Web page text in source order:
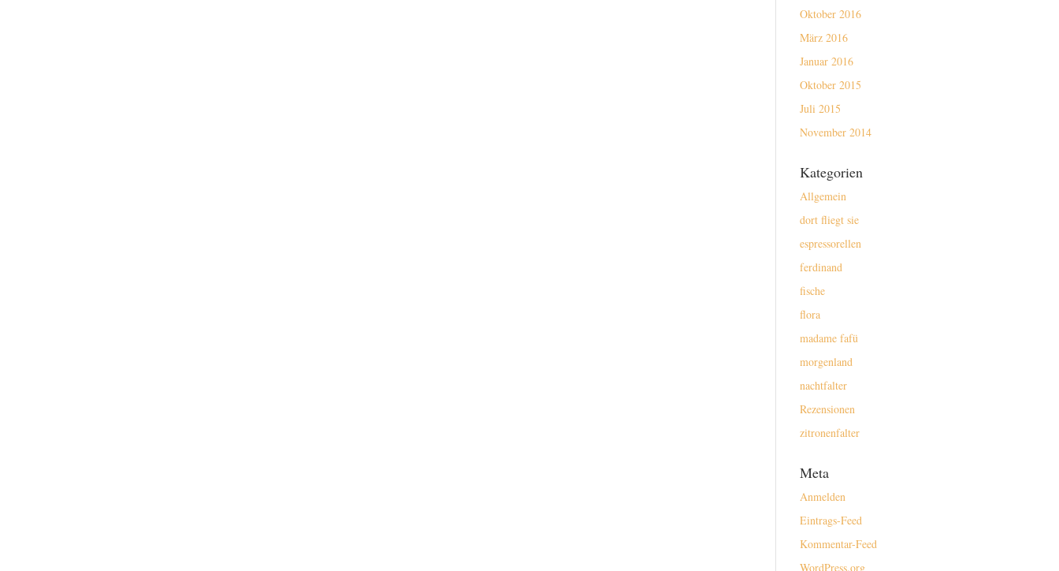
Oktober 2016
März 2016
Januar 2016
Oktober 2015
Juli 2015
November 2014
Kategorien
Allgemein
dort fliegt sie
espressorellen
ferdinand
fische
flora
madame fafü
morgenland
nachtfalter
Rezensionen
zitronenfalter
Meta
Anmelden
Eintrags-Feed
Kommentar-Feed
WordPress.org